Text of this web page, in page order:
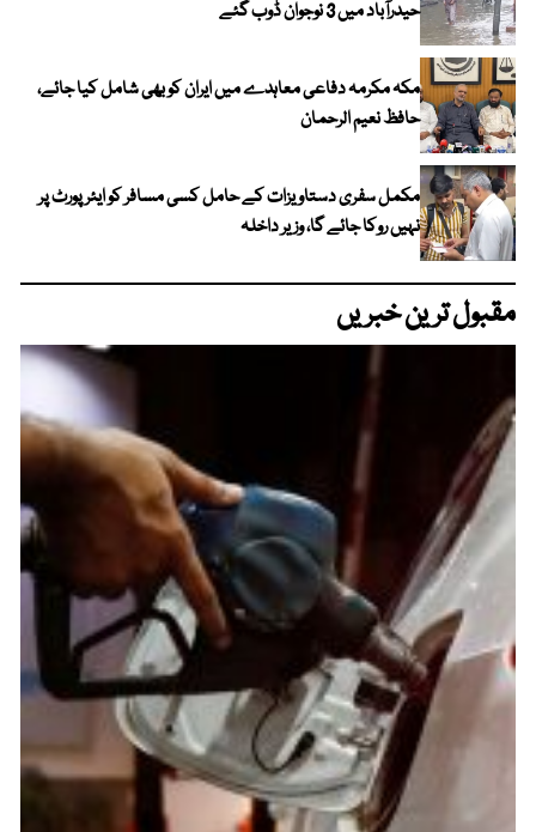
حیدرآباد میں 3 نوجوان ڈوب گئے
مکہ مکرمہ دفاعی معاہدے میں ایران کو بھی شامل کیا جائے،
حافظ نعیم الرحمان
مکمل سفری دستاویزات کے حامل کسی مسافر کو ایئرپورٹ پر
نہیں روکا جائے گا، وزیر داخلہ
مقبول ترین خبریں